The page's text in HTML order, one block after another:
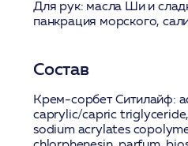
Для рук: масла Шии
панкрация морского,
Состав
Крем-сорбет Ситилайф:
caprylic/capric
sodium acrylates